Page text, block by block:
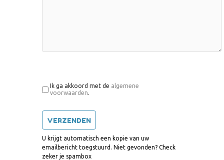
Ik ga akkoord met de algemene
voorwaarden.
U krijgt automatisch een kopie van uw
emailbericht toegstuurd. Niet gevonden? Check
zeker je spambox